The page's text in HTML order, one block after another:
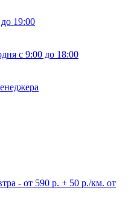
19:00
с 9:00 до 18:00
- от 590 р. + 50 р./км. от